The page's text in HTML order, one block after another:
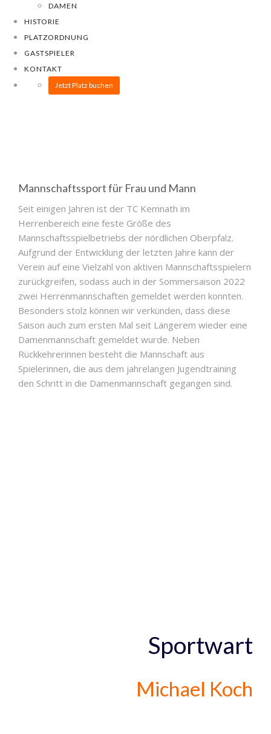
DAMEN
HISTORIE
PLATZORDNUNG
GASTSPIELER
KONTAKT
Jetzt Platz buchen
Mannschaftssport für Frau und Mann
Seit einigen Jahren ist der TC Kemnath im
Herrenbereich eine feste Größe des
Mannschaftsspielbetriebs der nördlichen Oberpfalz.
Aufgrund der Entwicklung der letzten Jahre kann der
Verein auf eine Vielzahl von aktiven Mannschaftsspielern
zurückgreifen, sodass auch in der Sommersaison 2022
zwei Herrenmannschaften gemeldet werden konnten.
Besonders stolz können wir verkünden, dass diese
Saison auch zum ersten Mal seit Längerem wieder eine
Damenmannschaft gemeldet wurde. Neben
Rückkehrerinnen besteht die Mannschaft aus
Spielerinnen, die aus dem jahrelangen Jugendtraining
den Schritt in die Damenmannschaft gegangen sind.
Sportwart
Michael Koch